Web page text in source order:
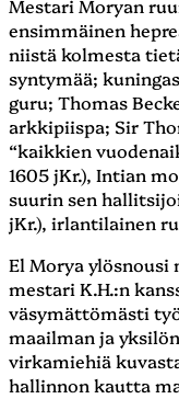
Mestari Moryan
ensimmäinen
niistä kolmesta
syntymää;
guru; Thomas
arkkipiispa; Sir
“kaikkien
1605 jKr.), Intian
suurin sen
jKr.), irlantilainen
El Morya ylösnousi
mestari K.H.:n
väsymättömästi
maailman ja
virkamiehiä
hallinnon kautta